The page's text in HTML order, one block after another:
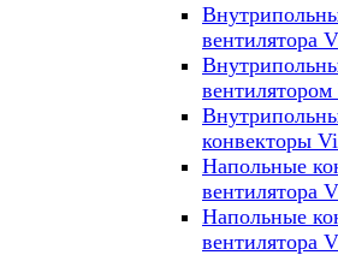
вентилятора
конвекторы
Напольные
вентилятора
Напольные